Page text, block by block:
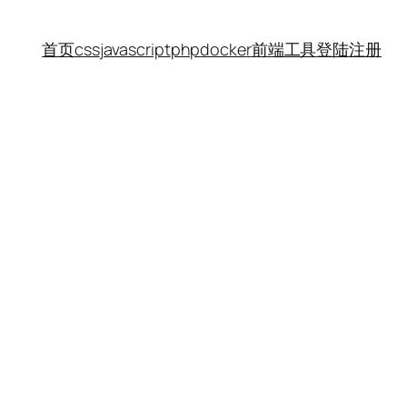
首页cssjavascriptphpdocker前端工具登陆注册